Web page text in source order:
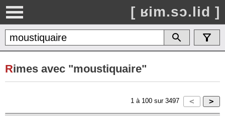
[ ʁim.sɔ.lid ]
Rimes avec "moustiquaire"
1 à 100 sur 3497